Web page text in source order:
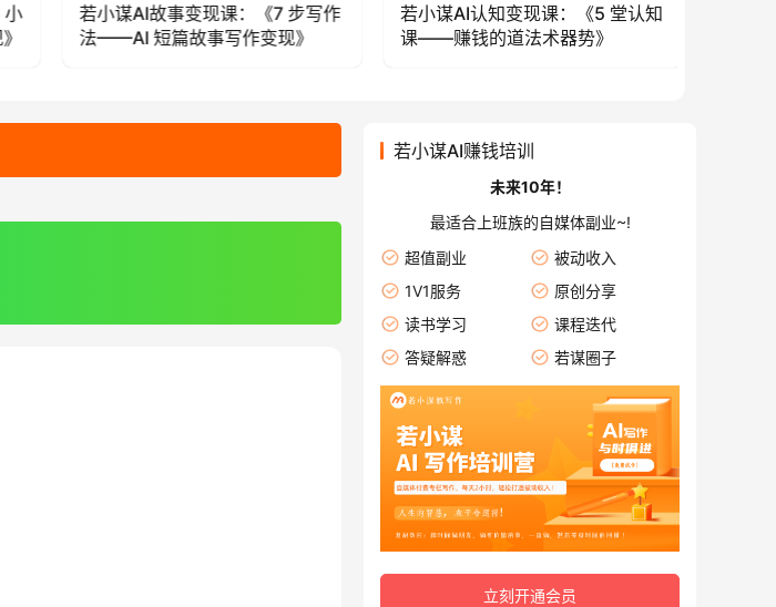
若小谋AI认知变现课：《5 堂认知
课——赚钱的道法术器势》
若小谋AI流量变现课：《10 分钟
出片——AI 混剪短视频流量变
若小谋AI赚钱培训
未来10年！
最适合上班族的自媒体副业~!
超值副业
被动收入
1V1服务
原创分享
读书学习
课程迭代
答疑解惑
若谋圈子
立刻开通会员